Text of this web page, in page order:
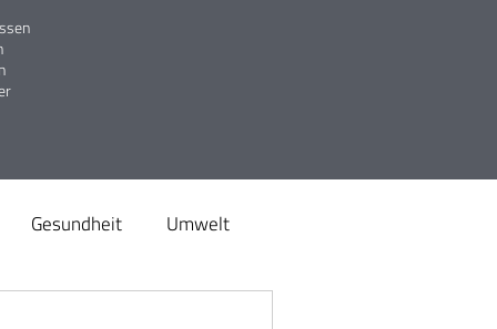
Gesundheit Umwelt